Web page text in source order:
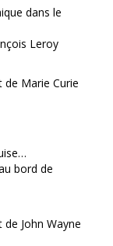
dans le
Leroy
de Marie Curie
bord de
de John Wayne